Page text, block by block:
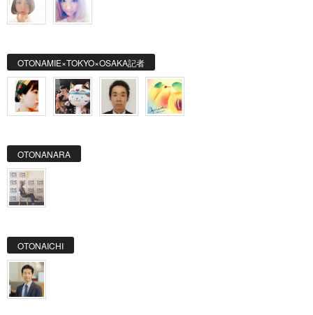
OTONAMIE×TOKYO×OSAKA記者
OTONANARA
OTONAICHI